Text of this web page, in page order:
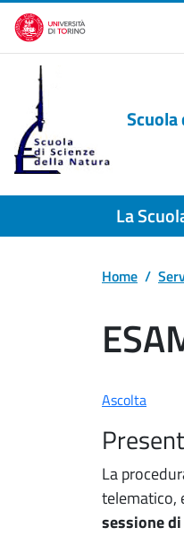
Salta al contenuto principale
Scuola
La
Home
Ascolta
La
telematico,
sessione